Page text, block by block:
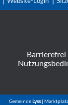
Barrierefrei
GemeindeLyss| Marktplatz